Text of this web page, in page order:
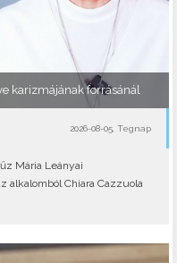
karizmájának forrásánál
2026-08-05, Tegnap
Mária Leányai
alkalomból Chiara Cazzuola